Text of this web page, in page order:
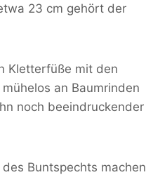
23 cm gehört der
Kletterfüße mit den
an Baumrinden
noch beeindruckender
Buntspechts machen